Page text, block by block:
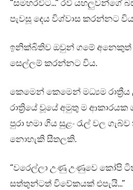
“සමහරවිට…” රවී යහලුවන්ගේ
පැවසූ දෙය විශ්වාස කරන්නට
ඉනික්බිතිව ඔවුන් ගමේ අනෙකුත්
සෙල්ලම් කරන්නට විය.
කෙමෙන් කෙමෙන් මධ්‍යම රාත්‍රීය
රාත්‍රියේ වූයේ අමුතු ම
පුරා හමා ගිය සුළං රැල් වල
නොහැකි සීතලකි.
“වරෙල්ලා උණු උණුවෙ කෝපි
සත්තුන්ටත් විවේකයක් එපැයි…”